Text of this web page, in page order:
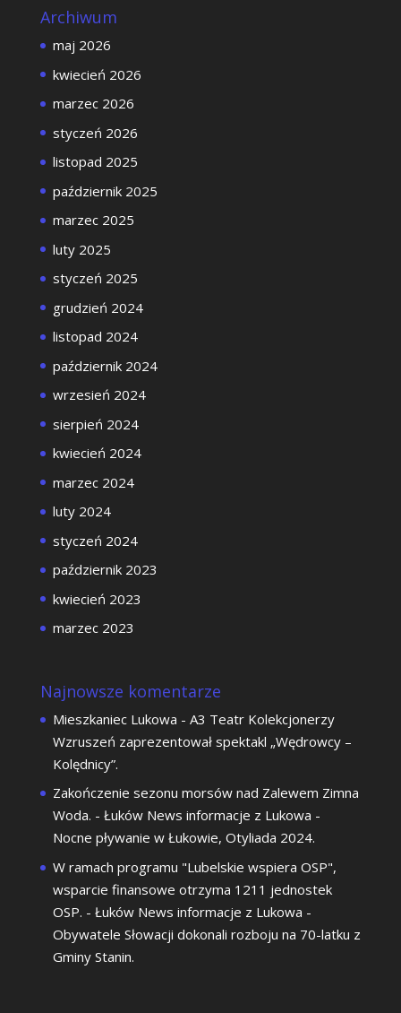
Archiwum
maj 2026
kwiecień 2026
marzec 2026
styczeń 2026
listopad 2025
październik 2025
marzec 2025
luty 2025
styczeń 2025
grudzień 2024
listopad 2024
październik 2024
wrzesień 2024
sierpień 2024
kwiecień 2024
marzec 2024
luty 2024
styczeń 2024
październik 2023
kwiecień 2023
marzec 2023
Najnowsze komentarze
Mieszkaniec Lukowa - A3 Teatr Kolekcjonerzy
Wzruszeń zaprezentował spektakl „Wędrowcy –
Kolędnicy”.
Zakończenie sezonu morsów nad Zalewem Zimna
Woda. - Łuków News informacje z Lukowa -
Nocne pływanie w Łukowie, Otyliada 2024.
W ramach programu "Lubelskie wspiera OSP",
wsparcie finansowe otrzyma 1211 jednostek
OSP. - Łuków News informacje z Lukowa -
Obywatele Słowacji dokonali rozboju na 70-latku z
Gminy Stanin.